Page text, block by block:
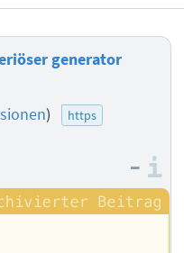
generator
)
https
–